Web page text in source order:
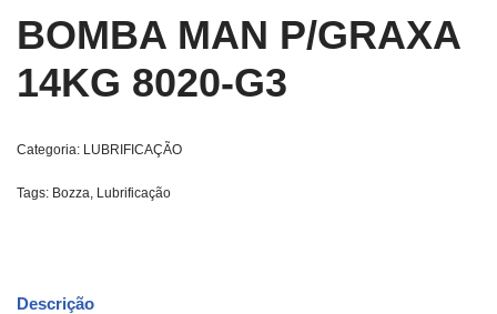
BOMBA MAN P/GRAXA
14KG 8020-G3
Categoria: LUBRIFICAÇÃO
Tags: Bozza, Lubrificação
Descrição